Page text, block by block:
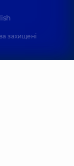
захищені